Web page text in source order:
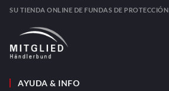
SU TIENDA ONLINE DE FUNDAS DE PROTECCIÓN
AYUDA & INFO